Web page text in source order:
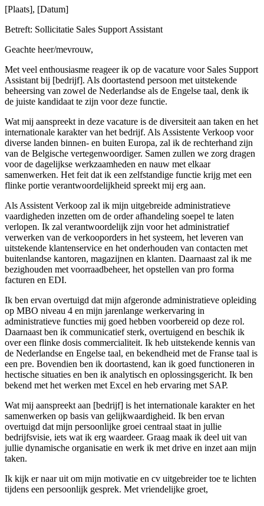
[Plaats], [Datum]
Betreft: Sollicitatie Sales Support Assistant
Geachte heer/mevrouw,
Met veel enthousiasme reageer ik op de vacature voor Sales Support
Assistant bij [bedrijf]. Als doortastend persoon met uitstekende
beheersing van zowel de Nederlandse als de Engelse taal, denk ik
de juiste kandidaat te zijn voor deze functie.
Wat mij aanspreekt in deze vacature is de diversiteit aan taken en het
internationale karakter van het bedrijf. Als Assistente Verkoop voor
diverse landen binnen- en buiten Europa, zal ik de rechterhand zijn
van de Belgische vertegenwoordiger. Samen zullen we zorg dragen
voor de dagelijkse werkzaamheden en nauw met elkaar
samenwerken. Het feit dat ik een zelfstandige functie krijg met een
flinke portie verantwoordelijkheid spreekt mij erg aan.
Als Assistent Verkoop zal ik mijn uitgebreide administratieve
vaardigheden inzetten om de order afhandeling soepel te laten
verlopen. Ik zal verantwoordelijk zijn voor het administratief
verwerken van de verkooporders in het systeem, het leveren van
uitstekende klantenservice en het onderhouden van contacten met
buitenlandse kantoren, magazijnen en klanten. Daarnaast zal ik me
bezighouden met voorraadbeheer, het opstellen van pro forma
facturen en EDI.
Ik ben ervan overtuigd dat mijn afgeronde administratieve opleiding
op MBO niveau 4 en mijn jarenlange werkervaring in
administratieve functies mij goed hebben voorbereid op deze rol.
Daarnaast ben ik communicatief sterk, overtuigend en beschik ik
over een flinke dosis commercialiteit. Ik heb uitstekende kennis van
de Nederlandse en Engelse taal, en bekendheid met de Franse taal is
een pre. Bovendien ben ik doortastend, kan ik goed functioneren in
hectische situaties en ben ik analytisch en oplossingsgericht. Ik ben
bekend met het werken met Excel en heb ervaring met SAP.
Wat mij aanspreekt aan [bedrijf] is het internationale karakter en het
samenwerken op basis van gelijkwaardigheid. Ik ben ervan
overtuigd dat mijn persoonlijke groei centraal staat in jullie
bedrijfsvisie, iets wat ik erg waardeer. Graag maak ik deel uit van
jullie dynamische organisatie en werk ik met drive en inzet aan mijn
taken.
Ik kijk er naar uit om mijn motivatie en cv uitgebreider toe te lichten
tijdens een persoonlijk gesprek. Met vriendelijke groet,